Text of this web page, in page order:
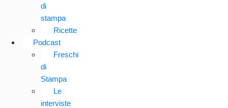
di
stampa
Ricette
Podcast
Freschi
di
Stampa
Le
interviste